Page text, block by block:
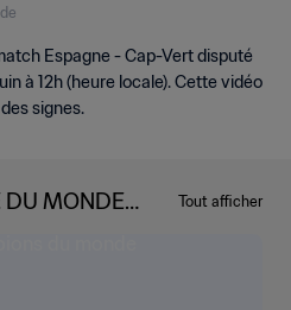
Espagne - Cap-Vert disputé
à 12h (heure locale). Cette vidéo
signes.
DU MONDE
Tout afficher